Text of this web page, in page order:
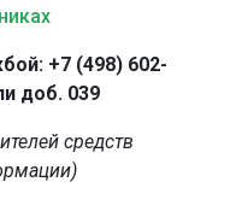
+7 (498) 602-
доб. 039
средств